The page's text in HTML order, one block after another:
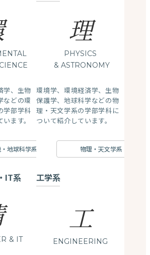
学、生物
などの環
学部学科
ます。
地球科学系
理
PHYSICS
& ASTRONOMY
環境学、環境経済学、生物
保護学、地球科学などの物
理・天文学系の学部学科に
ついて紹介しています。
物理・天文学系
IT系
& IT
工学系
工
ENGINEERING